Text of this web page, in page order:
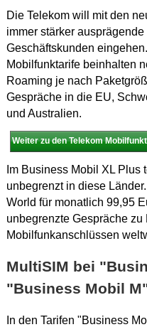
Die Telekom will mit den
immer stärker
Geschäftskunden
Mobilfunktarife beinhalten
Roaming je nach
Gespräche in die EU,
und Australien.
Weiter zu den Telekom
Im Business Mobil XL
unbegrenzt in diese
World für monatlich 99,95
unbegrenzte Gespräche zu
Mobilfunkanschlüssen
MultiSIM bei
"Business Mobil
In den Tarifen "Business